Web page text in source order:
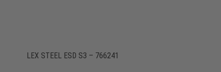
LEX STEEL ESD S3 – 766241